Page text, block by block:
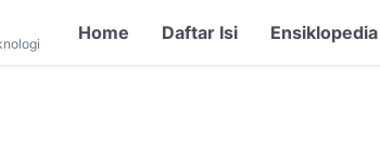
Home Daftar Isi Ensiklopedia